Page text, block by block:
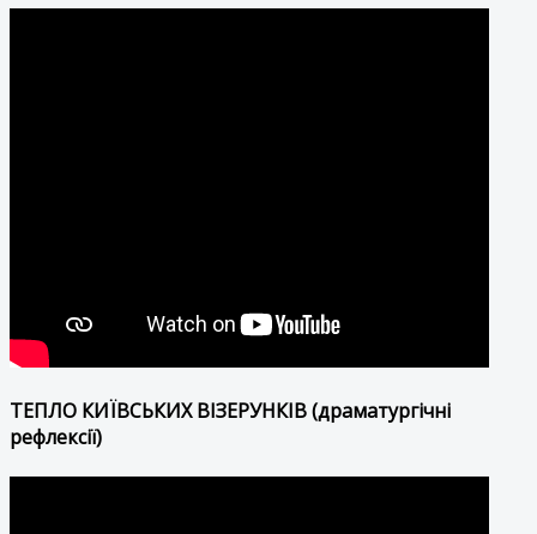
ТЕПЛО КИЇВСЬКИХ ВІЗЕРУНКІВ (драматургічні
рефлексії)